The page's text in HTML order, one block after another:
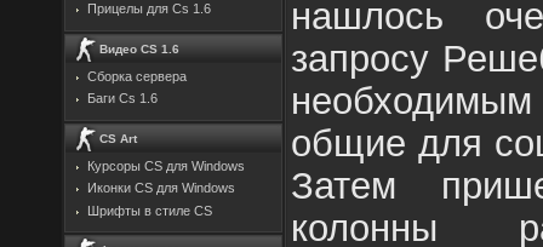
Прицелы для Cs 1.6
Видео CS 1.6
Сборка сервера
Баги Cs 1.6
CS Art
Курсоры CS для Windows
Иконки CS для Windows
Шрифты в стиле CS
нашлось
запросу
общие для
Затем
колонны